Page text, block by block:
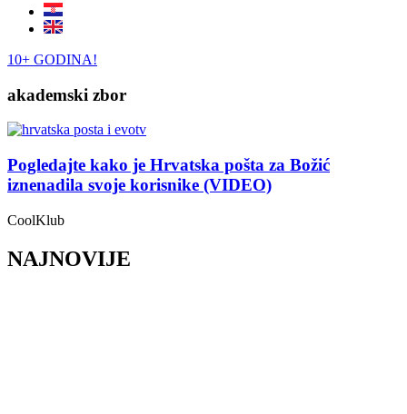
10+ GODINA!
akademski zbor
Pogledajte kako je Hrvatska pošta za Božić
iznenadila svoje korisnike (VIDEO)
CoolKlub
NAJNOVIJE